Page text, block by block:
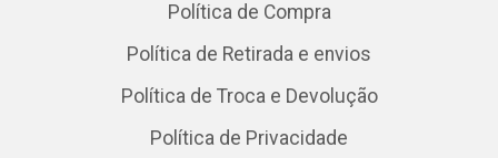
Política de Compra
Política de Retirada e envios
Política de Troca e Devolução
Política de Privacidade